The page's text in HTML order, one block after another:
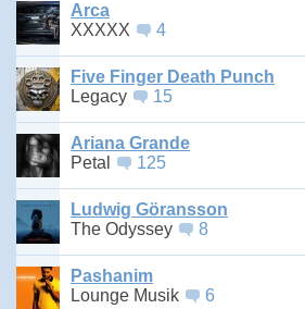
Arca
XXXXX
4
Five Finger Death Punch
Legacy
15
Ariana Grande
Petal
125
Ludwig Göransson
The Odyssey
8
Pashanim
Lounge Musik
6